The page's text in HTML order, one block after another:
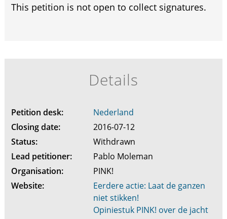
This petition is not open to collect signatures.
Details
Petition desk:
Nederland
Closing date:
2016-07-12
Status:
Withdrawn
Lead petitioner:
Pablo Moleman
Organisation:
PINK!
Website:
Eerdere actie: Laat de ganzen
niet stikken!
Opiniestuk PINK! over de jacht